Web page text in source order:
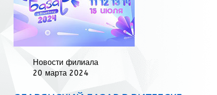
Новости филиала
20 марта 2024